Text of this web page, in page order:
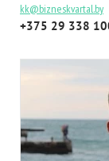
kk@bizneskvartal.by
+375 29 338